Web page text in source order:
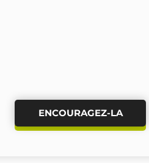
ENCOURAGEZ-LA